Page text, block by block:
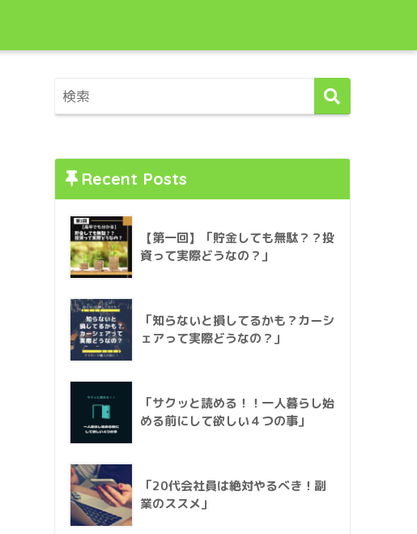
Recent Posts
【第一回】「貯金しても無駄？？投
資って実際どうなの？」
「知らないと損してるかも？カーシ
ェアって実際どうなの？」
「サクッと読める！！一人暮らし始
める前にして欲しい４つの事」
「20代会社員は絶対やるべき！副
業のススメ」